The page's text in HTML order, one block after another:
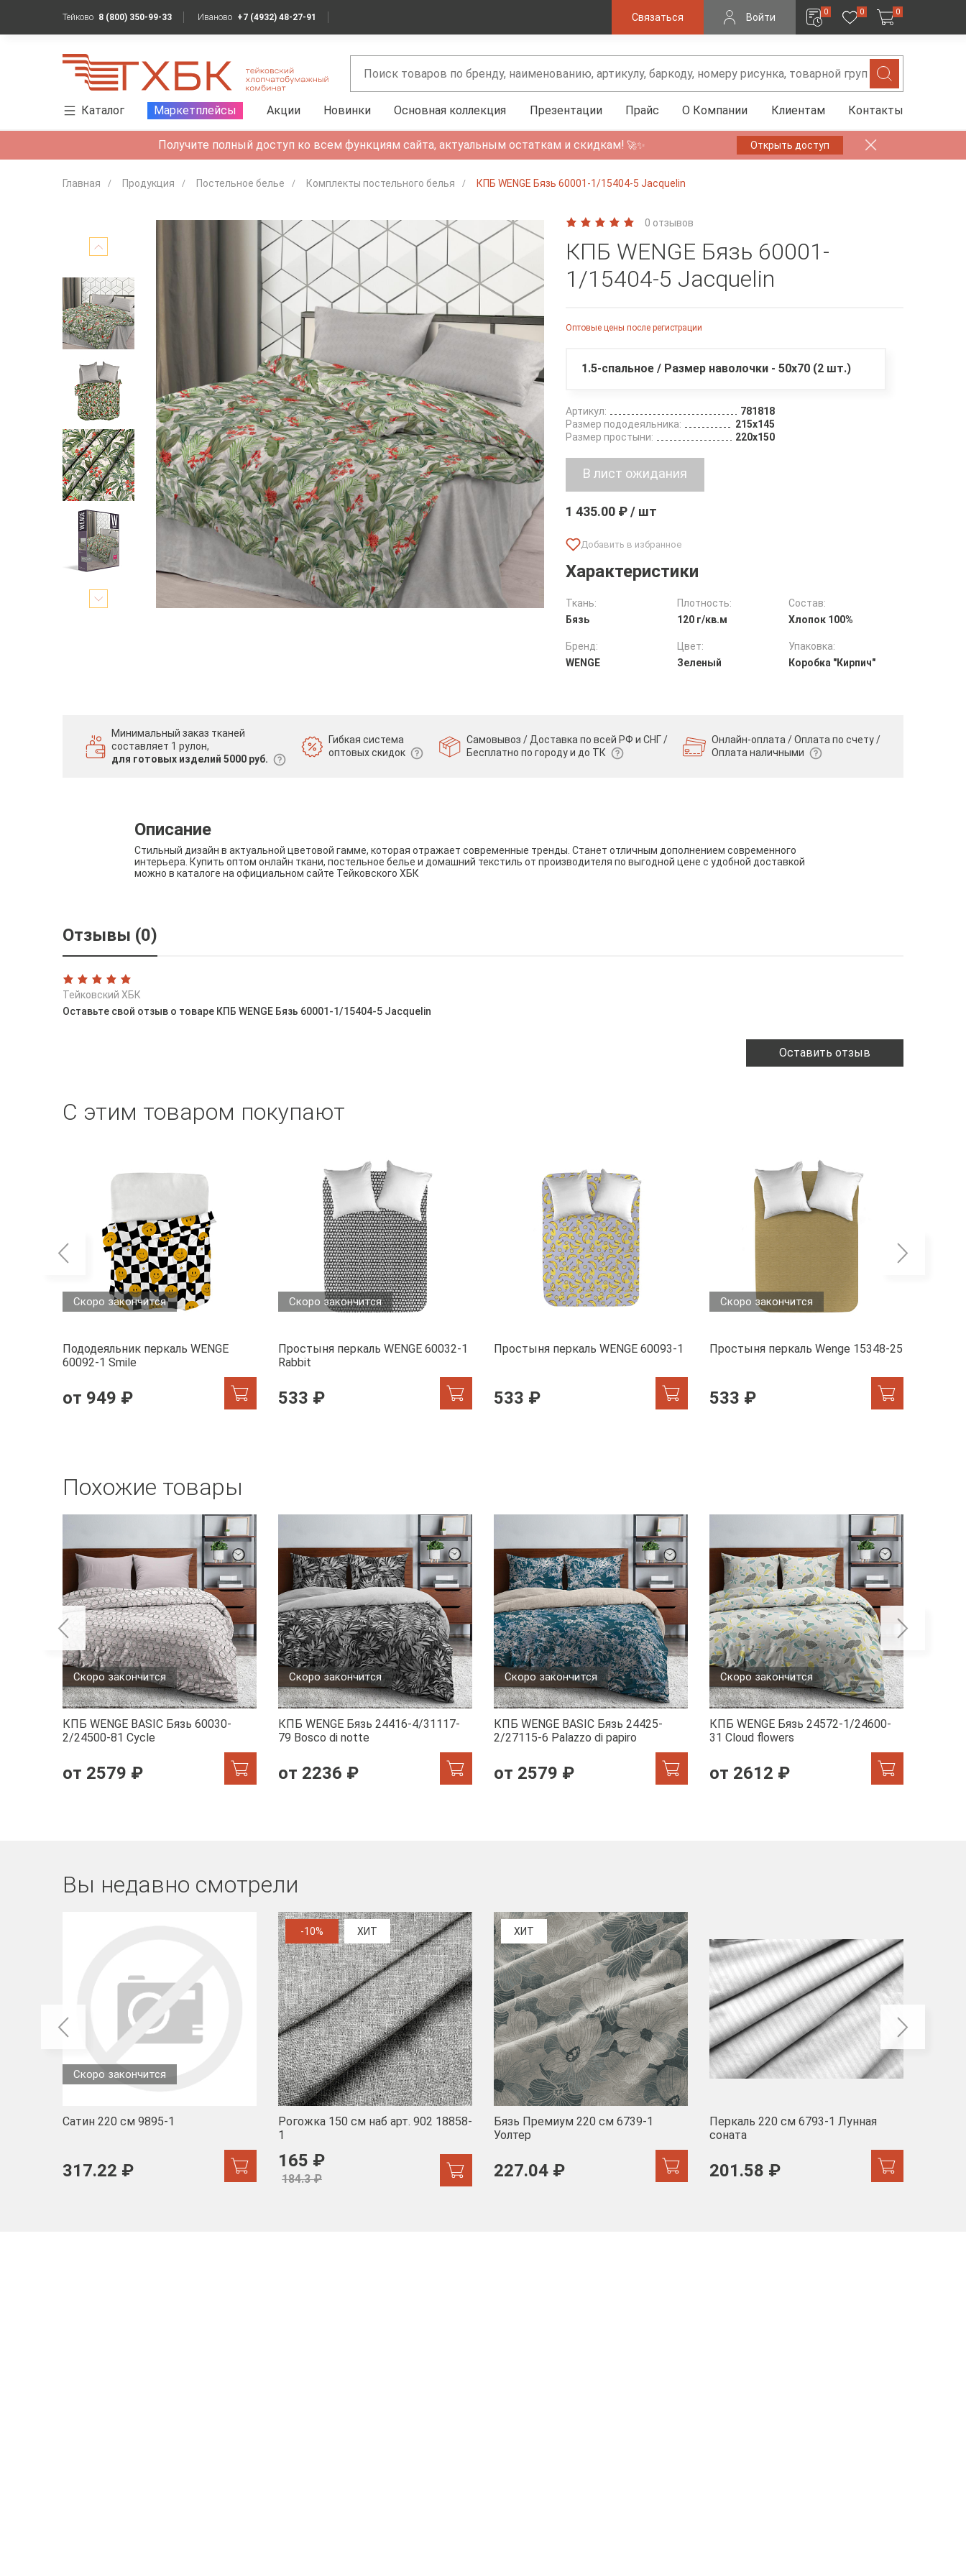
Тейково 8 (800) 350-99-33 Иваново +7 (4932) 48-27-91 Связаться Войти 0 0 0
Каталог Маркетплейсы Акции Новинки Основная коллекция Презентации Прайс О Компании Клиентам Контакты
Получите полный доступ ко всем функциям сайта, актуальным остаткам и скидкам! 🚀✨ Открыть доступ
Главная Продукция Постельное белье Комплекты постельного белья КПБ WENGE Бязь 60001-1/15404-5 Jacquelin
0 отзывов
КПБ WENGE Бязь 60001-
1/15404-5 Jacquelin
Оптовые цены после регистрации
1.5-спальное / Размер наволочки - 50х70 (2 шт.)
Артикул:
781818
Размер пододеяльника:
215х145
Размер простыни:
220х150
1 435.00 ₽ / шт
Характеристики
Ткань:
Бязь
Плотность:
120 г/кв.м
Состав:
Хлопок 100%
Бренд:
WENGE
Цвет:
Зеленый
Упаковка:
Коробка "Кирпич"
Минимальный заказ тканей
составляет 1 рулон,
для готовых изделий 5000 руб.
Гибкая система
оптовых скидок
Самовывоз / Доставка по всей РФ и СНГ /
Бесплатно по городу и до ТК
Онлайн-оплата / Оплата по счету /
Оплата наличными
Описание
Стильный дизайн в актуальной цветовой гамме, которая отражает современные тренды. Станет отличным дополнением современного
интерьера. Купить оптом онлайн ткани, постельное белье и домашний текстиль от производителя по выгодной цене с удобной доставкой
можно в каталоге на официальном сайте Тейковского ХБК
Отзывы (0)
Тейковский ХБК
Оставьте свой отзыв о товаре КПБ WENGE Бязь 60001-1/15404-5 Jacquelin
Оставить отзыв
С этим товаром покупают
Скоро закончится
Пододеяльник перкаль WENGE
60092-1 Smile
от 949 ₽
Скоро закончится
Простыня перкаль WENGE 60032-1
Rabbit
533 ₽
Простыня перкаль WENGE 60093-1
533 ₽
Скоро закончится
Простыня перкаль Wenge 15348-25
533 ₽
Похожие товары
Скоро закончится
КПБ WENGE BASIC Бязь 60030-
2/24500-81 Cycle
от 2579 ₽
Скоро закончится
КПБ WENGE Бязь 24416-4/31117-
79 Bosco di notte
от 2236 ₽
Скоро закончится
КПБ WENGE BASIC Бязь 24425-
2/27115-6 Palazzo di papiro
от 2579 ₽
Скоро закончится
КПБ WENGE Бязь 24572-1/24600-
31 Сloud flowers
от 2612 ₽
Вы недавно смотрели
Скоро закончится
Сатин 220 см 9895-1
317.22 ₽
-10% ХИТ
Рогожка 150 см наб арт. 902 18858-
1
165 ₽
184.3 ₽
ХИТ
Бязь Премиум 220 см 6739-1
Уолтер
227.04 ₽
Перкаль 220 см 6793-1 Лунная
соната
201.58 ₽